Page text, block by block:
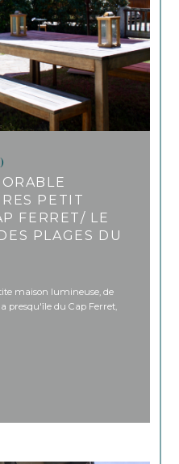
PETIT
FERRET/ LE
PLAGES DU
maison lumineuse, de
presqu'île du Cap Ferret,